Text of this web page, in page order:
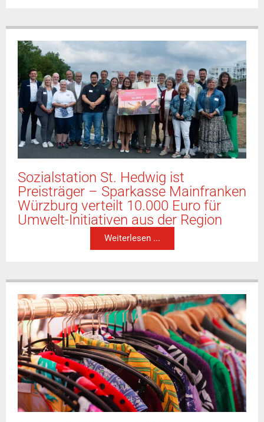
Sozialstation St. Hedwig ist
Preisträger – Sparkasse Mainfranken
Würzburg verteilt 10.000 Euro für
Umwelt-Initiativen aus der Region
Weiterlesen ...